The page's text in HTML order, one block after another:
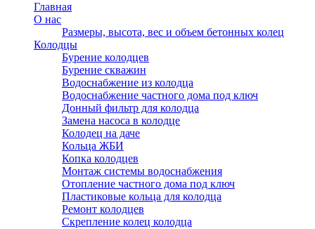
Главная
О нас
Размеры, высота, вес и объем бетонных колец
Колодцы
Бурение колодцев
Бурение скважин
Водоснабжение из колодца
Водоснабжение частного дома под ключ
Донный фильтр для колодца
Замена насоса в колодце
Колодец на даче
Кольца ЖБИ
Копка колодцев
Монтаж системы водоснабжения
Отопление частного дома под ключ
Пластиковые кольца для колодца
Ремонт колодцев
Скрепление колец колодца